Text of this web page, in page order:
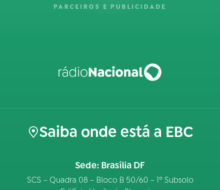
PARCEIROS E PUBLICIDADE
Saiba onde está a EBC
Sede: Brasília DF
SCS – Quadra 08 – Bloco B 50/60 – 1º Subsolo